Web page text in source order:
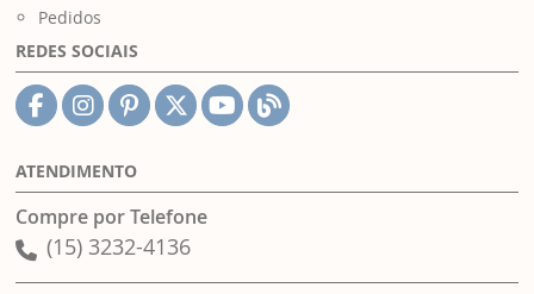
Pedidos
REDES SOCIAIS
ATENDIMENTO
Compre por Telefone
(15) 3232-4136